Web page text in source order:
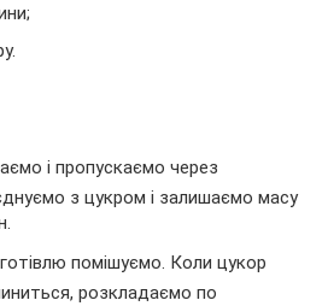
і пропускаємо через
з цукром і залишаємо масу
помішуємо. Коли цукор
розкладаємо по